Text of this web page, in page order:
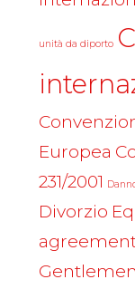
unità da diporto
Europea
231/2001
Divorzio